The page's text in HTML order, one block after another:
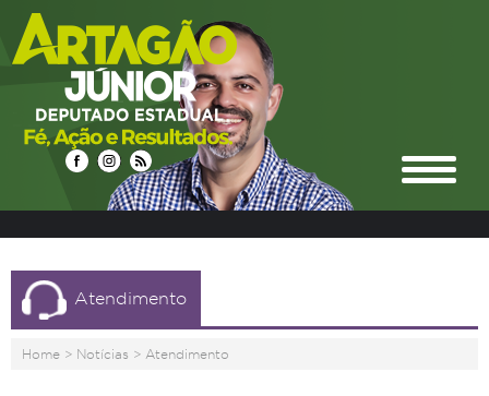
Atendimento
Home > Notícias > Atendimento